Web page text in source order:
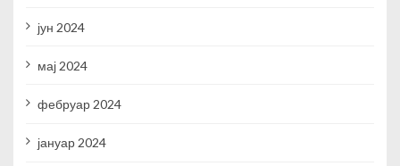
јун 2024
мај 2024
фебруар 2024
јануар 2024